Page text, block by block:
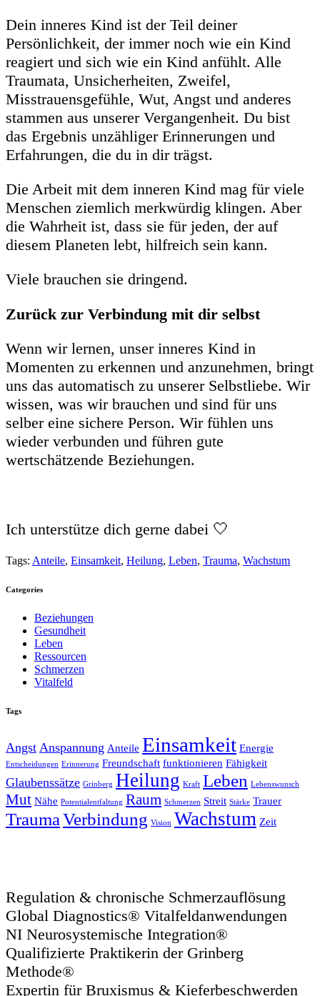
Dein inneres Kind ist der Teil deiner
Persönlichkeit, der immer noch wie ein Kind
reagiert und sich wie ein Kind anfühlt. Alle
Traumata, Unsicherheiten, Zweifel,
Misstrauensgefühle, Wut, Angst und anderes
stammen aus unserer Vergangenheit. Du bist
das Ergebnis unzähliger Erinnerungen und
Erfahrungen, die du in dir trägst.
Die Arbeit mit dem inneren Kind mag für viele
Menschen ziemlich merkwürdig klingen. Aber
die Wahrheit ist, dass sie für jeden, der auf
diesem Planeten lebt, hilfreich sein kann.
Viele brauchen sie dringend.
Zurück zur Verbindung mit dir selbst
Wenn wir lernen, unser inneres Kind in
Momenten zu erkennen und anzunehmen, bringt
uns das automatisch zu unserer Selbstliebe. Wir
wissen, was wir brauchen und sind für uns
selber eine sichere Person. Wir fühlen uns
wieder verbunden und führen gute
wertschätzende Beziehungen.
Ich unterstütze dich gerne dabei 🤍
Tags: Anteile, Einsamkeit, Heilung, Leben, Trauma, Wachstum
Categories
Beziehungen
Gesundheit
Leben
Ressourcen
Schmerzen
Vitalfeld
Tags
Angst Anspannung Anteile Einsamkeit Energie
Entscheidungen Erinnerung Freundschaft funktionieren Fähigkeit
Glaubenssätze Grinberg Heilung Kraft Leben Lebenswunsch
Mut Nähe Potentialentfaltung Raum Schmerzen Streit Stärke Trauer
TraumaVerbindung Vision Wachstum Zeit
Regulation & chronische Schmerzauflösung
Global Diagnostics® Vitalfeldanwendungen
NI Neurosystemische Integration®
Qualifizierte Praktikerin der Grinberg
Methode®
Expertin für Bruxismus & Kieferbeschwerden